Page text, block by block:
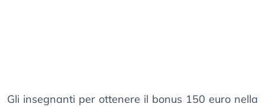
Gli insegnanti per ottenere il bonus 150 euro nella